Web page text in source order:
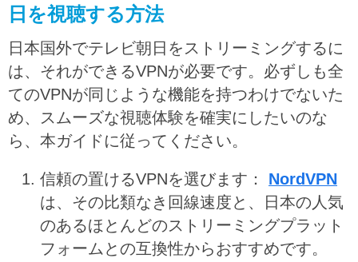
日を視聴する方法
日本国外でテレビ朝日をストリーミングするに
は、それができるVPNが必要です。必ずしも全
てのVPNが同じような機能を持つわけでないた
め、スムーズな視聴体験を確実にしたいのな
ら、本ガイドに従ってください。
信頼の置けるVPNを選びます：
NordVPN
は、その比類なき回線速度と、日本の人気
のあるほとんどのストリーミングプラット
フォームとの互換性からおすすめです。